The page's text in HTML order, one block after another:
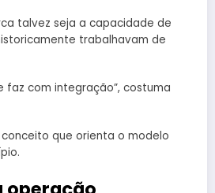
talvez seja a capacidade de
trabalhavam de
faz com integração”, costuma
que orienta o modelo